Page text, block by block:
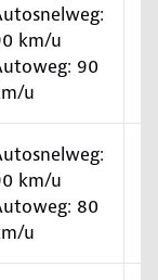
km/u
90
u
km/u
80
u